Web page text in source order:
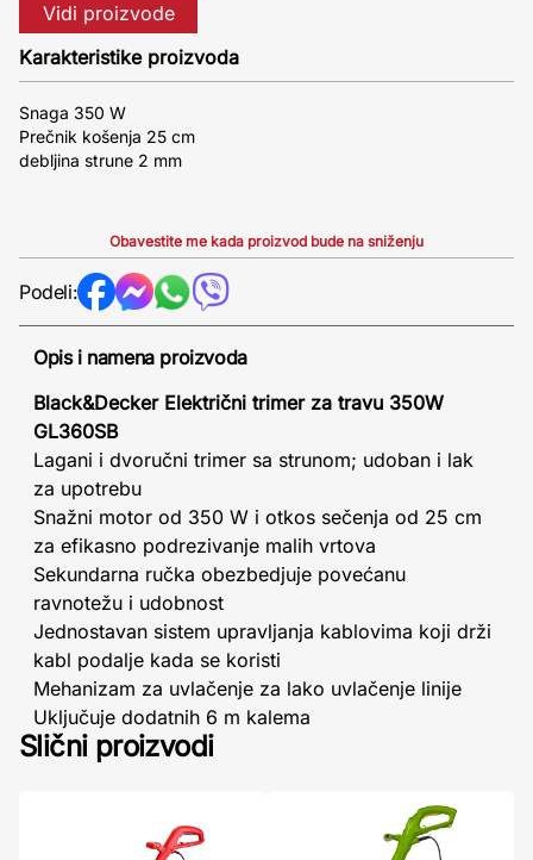
Vidi proizvode
Karakteristike proizvoda
Snaga 350 W
Prečnik košenja 25 cm
debljina strune 2 mm
Obavestite me kada proizvod bude na sniženju
Podeli:
Opis i namena proizvoda
Black&Decker Električni trimer za travu 350W
GL360SB
Lagani i dvoručni trimer sa strunom; udoban i lak
za upotrebu
Snažni motor od 350 W i otkos sečenja od 25 cm
za efikasno podrezivanje malih vrtova
Sekundarna ručka obezbedjuje povećanu
ravnotežu i udobnost
Jednostavan sistem upravljanja kablovima koji drži
kabl podalje kada se koristi
Mehanizam za uvlačenje za lako uvlačenje linije
Uključuje dodatnih 6 m kalema
Slični proizvodi